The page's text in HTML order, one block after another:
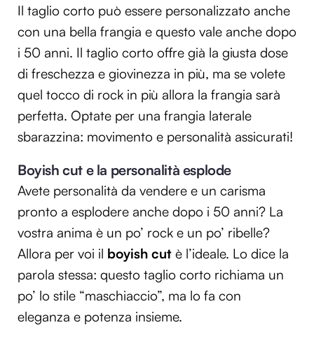
Il taglio corto può essere personalizzato anche
con una bella frangia e questo vale anche dopo
i 50 anni. Il taglio corto offre già la giusta dose
di freschezza e giovinezza in più, ma se volete
quel tocco di rock in più allora la frangia sarà
perfetta. Optate per una frangia laterale
sbarazzina: movimento e personalità assicurati!
Boyish cut e la personalità esplode
Avete personalità da vendere e un carisma
pronto a esplodere anche dopo i 50 anni? La
vostra anima è un po’ rock e un po’ ribelle?
Allora per voi il boyish cut è l’ideale. Lo dice la
parola stessa: questo taglio corto richiama un
po’ lo stile “maschiaccio”, ma lo fa con
eleganza e potenza insieme.